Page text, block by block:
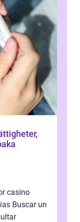
casino
Buscar un